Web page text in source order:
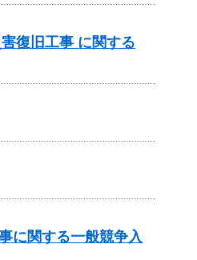
復旧工事 に関する
に関する一般競争入